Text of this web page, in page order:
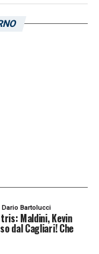
Dario Bartolucci
Maldini, Kevin
dal Cagliari! Che